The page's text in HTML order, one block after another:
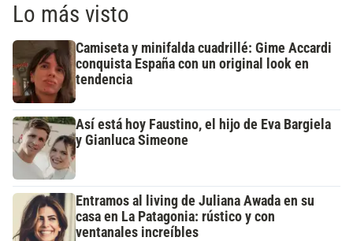
Lo más visto
Camiseta y minifalda cuadrillé: Gime Accardi
conquista España con un original look en
tendencia
Así está hoy Faustino, el hijo de Eva Bargiela
y Gianluca Simeone
Entramos al living de Juliana Awada en su
casa en La Patagonia: rústico y con
ventanales increíbles